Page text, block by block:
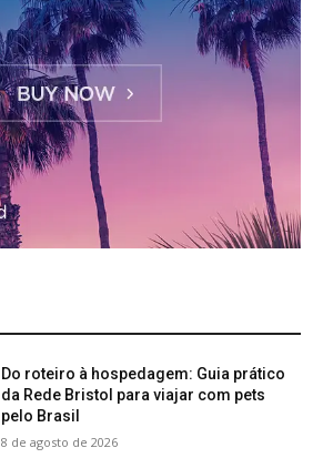
Do roteiro à hospedagem: Guia prático
da Rede Bristol para viajar com pets
pelo Brasil
8 de agosto de 2026